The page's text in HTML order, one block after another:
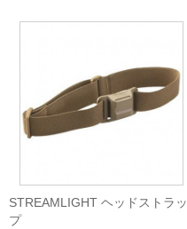
STREAMLIGHT ヘッドストラッ
プ